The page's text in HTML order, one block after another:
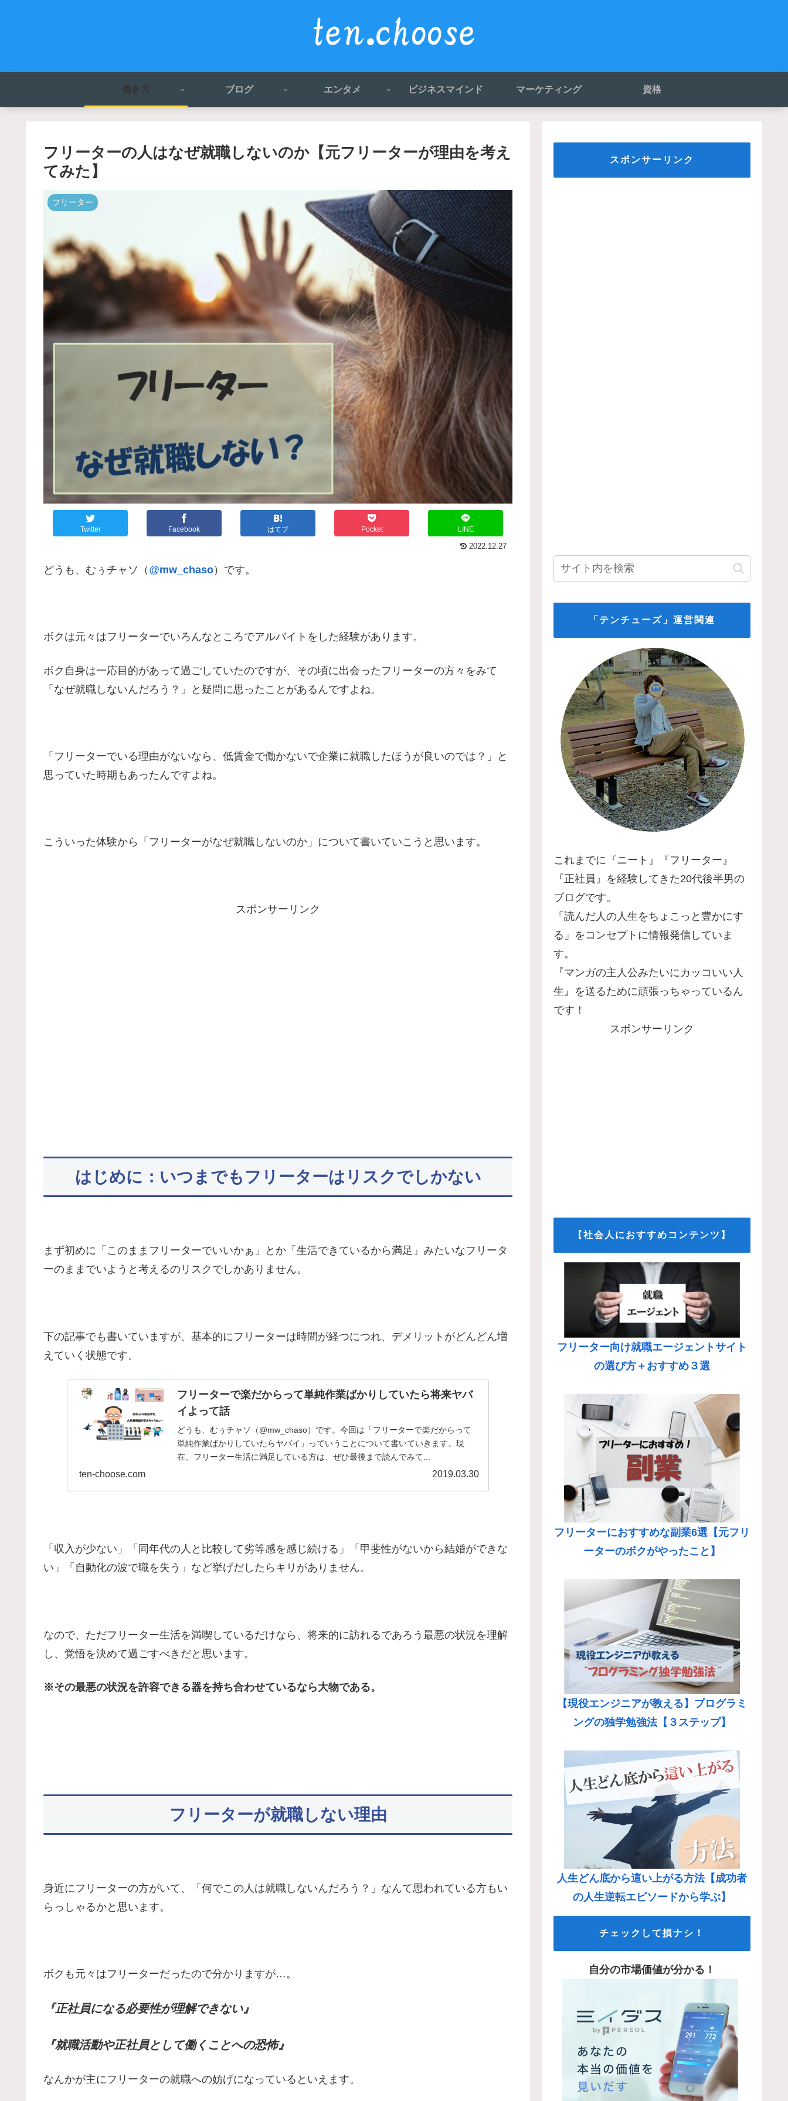
働き方 ブログ エンタメ ビジネスマインド マーケティング 資格
フリーターの人はなぜ就職しないのか【元フリーターが理由を考え
てみた】
フリーター
Twitter Facebook はてブ Pocket LINE
2022.12.27
どうも、むぅチャソ（ @mw_chaso）です。
ボクは元々はフリーターでいろんなところでアルバイトをした経験があります。
ボク自身は一応目的があって過ごしていたのですが、その頃に出会ったフリーターの方々をみて
「なぜ就職しないんだろう？」と疑問に思ったことがあるんですよね。
「フリーターでいる理由がないなら、低賃金で働かないで企業に就職したほうが良いのでは？」と
思っていた時期もあったんですよね。
こういった体験から「フリーターがなぜ就職しないのか」について書いていこうと思います。
スポンサーリンク
はじめに：いつまでもフリーターはリスクでしかない
まず初めに「このままフリーターでいいかぁ」とか「生活できているから満足」みたいなフリータ
ーのままでいようと考えるのリスクでしかありません。
下の記事でも書いていますが、基本的にフリーターは時間が経つにつれ、デメリットがどんどん増
えていく状態です。
フリーターで楽だからって単純作業ばかりしていたら将来ヤバ
イよって話
どうも、むぅチャソ（@mw_chaso）です。今回は「フリーターで楽だからって
単純作業ばかりしていたらヤバイ」っていうことについて書いていきます。現
在、フリーター生活に満足している方は、ぜひ最後まで読んでみて...
ten-choose.com 2019.03.30
「収入が少ない」「同年代の人と比較して劣等感を感じ続ける」「甲斐性がないから結婚ができな
い」「自動化の波で職を失う」など挙げだしたらキリがありません。
なので、ただフリーター生活を満喫しているだけなら、将来的に訪れるであろう最悪の状況を理解
し、覚悟を決めて過ごすべきだと思います。
※その最悪の状況を許容できる器を持ち合わせているなら大物である。
フリーターが就職しない理由
身近にフリーターの方がいて、「何でこの人は就職しないんだろう？」なんて思われている方もい
らっしゃるかと思います。
ボクも元々はフリーターだったので分かりますが…。
『正社員になる必要性が理解できない』
『就職活動や正社員として働くことへの恐怖』
なんかが主にフリーターの就職への妨げになっているといえます。
スポンサーリンク
「テンチューズ」運営関連
これまでに『ニート』『フリーター』
『正社員』を経験してきた20代後半男の
ブログです。
「読んだ人の人生をちょこっと豊かにす
る」をコンセプトに情報発信していま
す。
『マンガの主人公みたいにカッコいい人
生』を送るために頑張っちゃっているん
です！
スポンサーリンク
【社会人におすすめコンテンツ】
フリーター向け就職エージェントサイト
の選び方＋おすすめ３選
フリーターにおすすめな副業6選【元フリ
ーターのボクがやったこと】
【現役エンジニアが教える】プログラミ
ングの独学勉強法【３ステップ】
人生どん底から這い上がる方法【成功者
の人生逆転エピソードから学ぶ】
チェックして損ナシ！
自分の市場価値が分かる！